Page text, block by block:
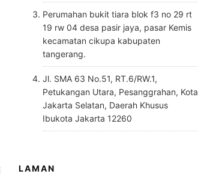
Perumahan bukit tiara blok f3 no 29 rt
19 rw 04 desa pasir jaya, pasar Kemis
kecamatan cikupa kabupaten
tangerang.
Jl. SMA 63 No.51, RT.6/RW.1,
Petukangan Utara, Pesanggrahan, Kota
Jakarta Selatan, Daerah Khusus
Ibukota Jakarta 12260
LAMAN